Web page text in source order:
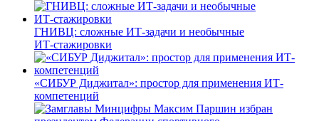
ГНИВЦ: сложные ИТ‑задачи и необычные
ИТ‑стажировки
«СИБУР Диджитал»: простор для применения ИТ-
компетенций